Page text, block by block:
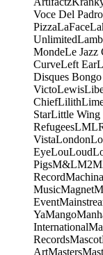
Voce Del
PizzaLaFace
Unlimited
MondeLe Jazz
CurveLeft Ear
Disques Bongo
VictoLewis
ChiefLilith
StarLittle Wing
Refugees
VistaLondon
EyeLouLoud
PigsM&LM2
RecordMachina
MusicMagnet
Event
YaMango
International
RecordsMascot
ArtMasters